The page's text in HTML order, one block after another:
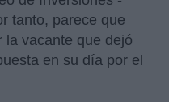
tanto, parece que
la vacante que dejó
en su día por el